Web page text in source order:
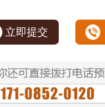
立即提交